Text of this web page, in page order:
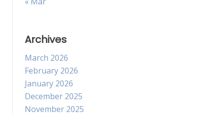
Archives
March 2026
February 2026
January 2026
December 2025
November 2025